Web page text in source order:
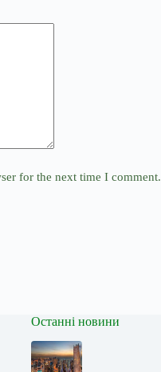
for the next time I comment.
Останні новини